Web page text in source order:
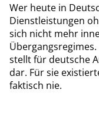
Wer heute in
Dienstleistungen
sich nicht mehr
Übergangsregimes.
stellt für deutsche
dar. Für sie
faktisch nie.